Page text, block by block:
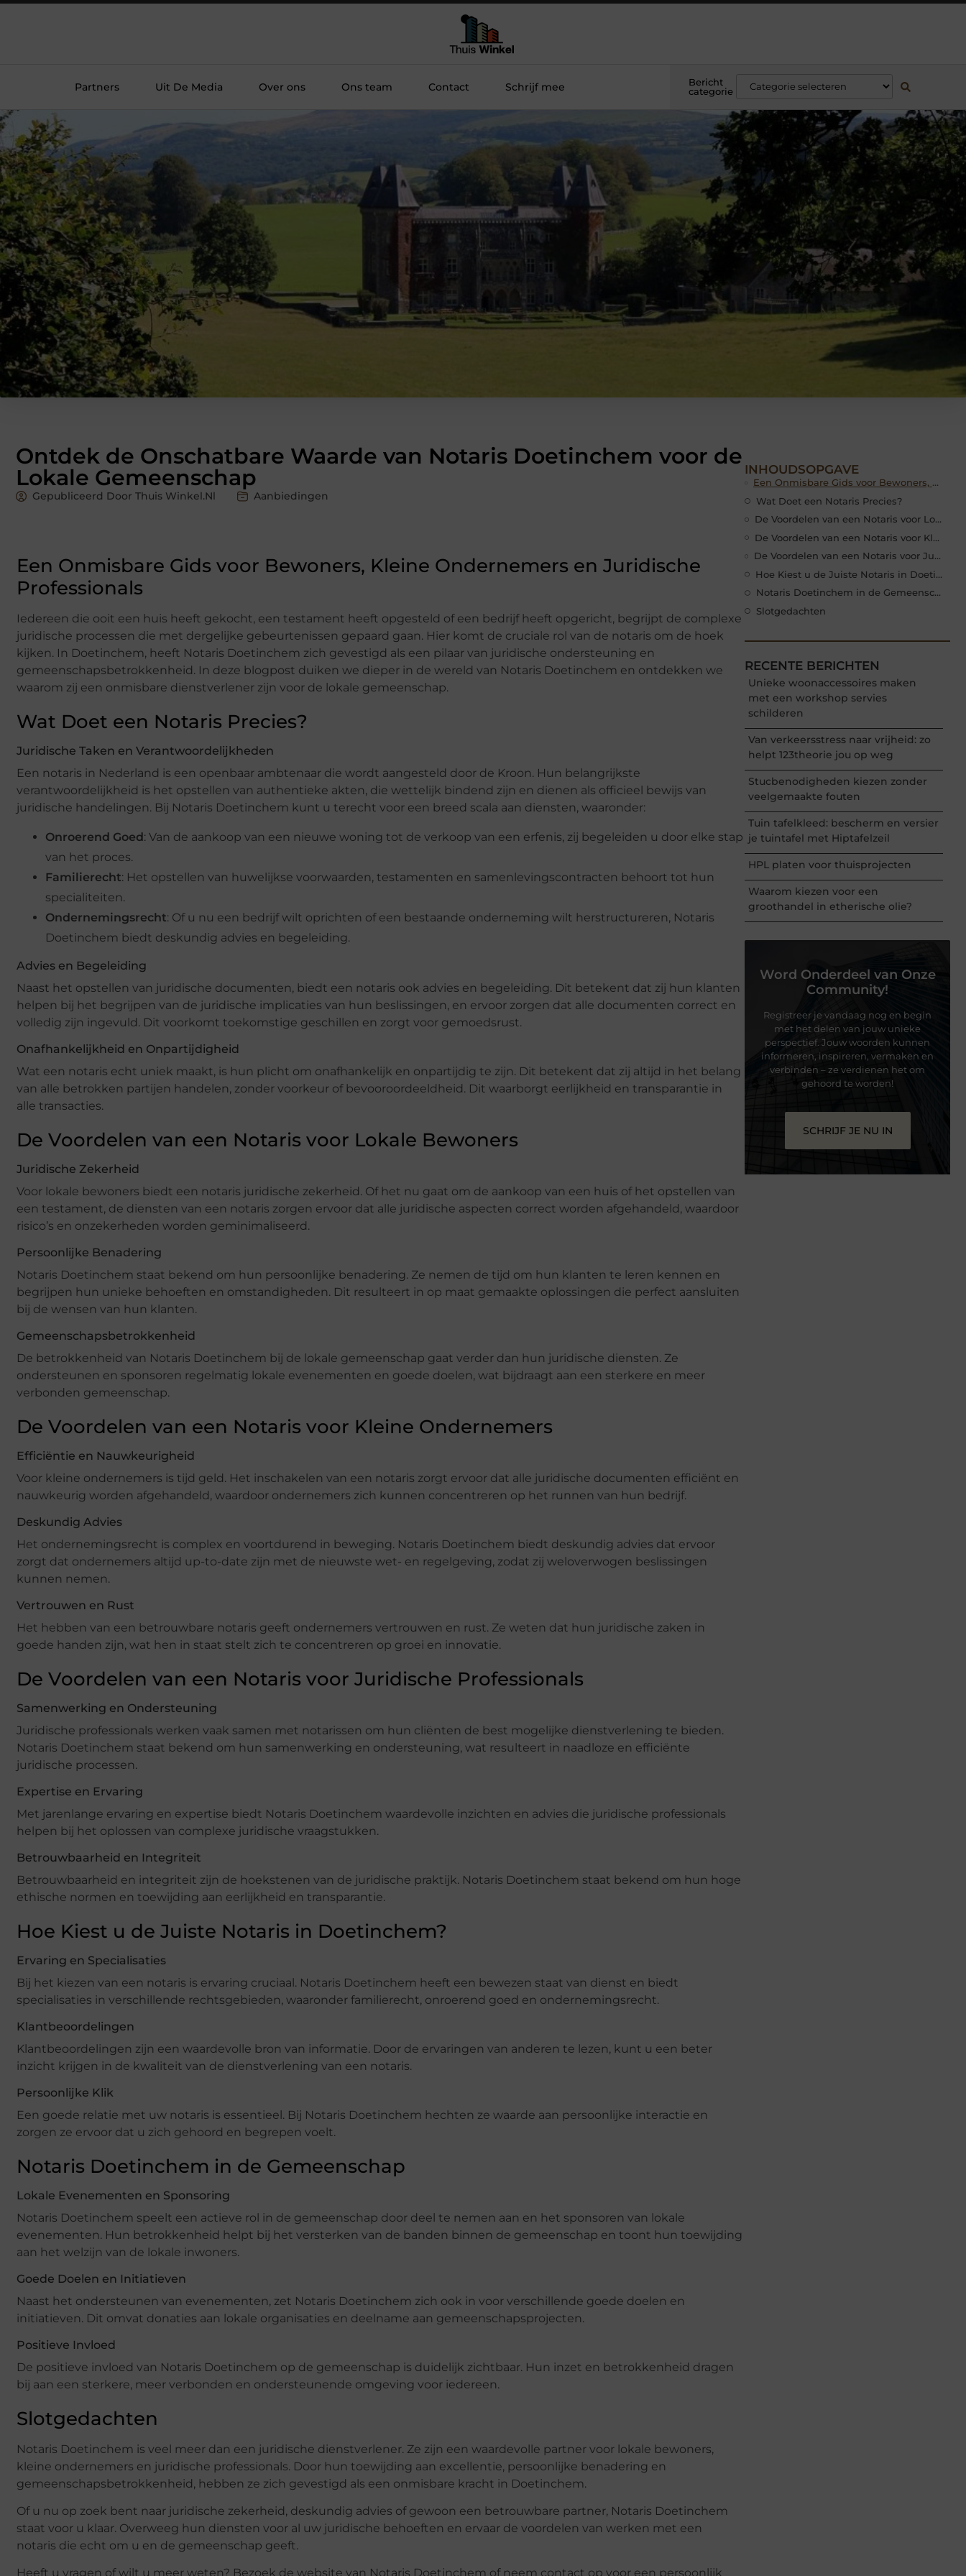
Partners Uit De Media Over ons Ons team Contact Schrijf mee
Bericht
categorie
Ontdek de Onschatbare Waarde van Notaris Doetinchem voor de
Lokale Gemeenschap
Gepubliceerd Door Thuis Winkel.nl Aanbiedingen
Een Onmisbare Gids voor Bewoners, Kleine Ondernemers en Juridische
Professionals
Iedereen die ooit een huis heeft gekocht, een testament heeft opgesteld of een bedrijf heeft opgericht, begrijpt de complexe
juridische processen die met dergelijke gebeurtenissen gepaard gaan. Hier komt de cruciale rol van de notaris om de hoek
kijken. In Doetinchem, heeft Notaris Doetinchem zich gevestigd als een pilaar van juridische ondersteuning en
gemeenschapsbetrokkenheid. In deze blogpost duiken we dieper in de wereld van Notaris Doetinchem en ontdekken we
waarom zij een onmisbare dienstverlener zijn voor de lokale gemeenschap.
Wat Doet een Notaris Precies?
Juridische Taken en Verantwoordelijkheden
Een notaris in Nederland is een openbaar ambtenaar die wordt aangesteld door de Kroon. Hun belangrijkste
verantwoordelijkheid is het opstellen van authentieke akten, die wettelijk bindend zijn en dienen als officieel bewijs van
juridische handelingen. Bij Notaris Doetinchem kunt u terecht voor een breed scala aan diensten, waaronder:
Onroerend Goed: Van de aankoop van een nieuwe woning tot de verkoop van een erfenis, zij begeleiden u door elke stap
van het proces.
Familierecht: Het opstellen van huwelijkse voorwaarden, testamenten en samenlevingscontracten behoort tot hun
specialiteiten.
Ondernemingsrecht: Of u nu een bedrijf wilt oprichten of een bestaande onderneming wilt herstructureren, Notaris
Doetinchem biedt deskundig advies en begeleiding.
Advies en Begeleiding
Naast het opstellen van juridische documenten, biedt een notaris ook advies en begeleiding. Dit betekent dat zij hun klanten
helpen bij het begrijpen van de juridische implicaties van hun beslissingen, en ervoor zorgen dat alle documenten correct en
volledig zijn ingevuld. Dit voorkomt toekomstige geschillen en zorgt voor gemoedsrust.
Onafhankelijkheid en Onpartijdigheid
Wat een notaris echt uniek maakt, is hun plicht om onafhankelijk en onpartijdig te zijn. Dit betekent dat zij altijd in het belang
van alle betrokken partijen handelen, zonder voorkeur of bevooroordeeldheid. Dit waarborgt eerlijkheid en transparantie in
alle transacties.
De Voordelen van een Notaris voor Lokale Bewoners
Juridische Zekerheid
Voor lokale bewoners biedt een notaris juridische zekerheid. Of het nu gaat om de aankoop van een huis of het opstellen van
een testament, de diensten van een notaris zorgen ervoor dat alle juridische aspecten correct worden afgehandeld, waardoor
risico’s en onzekerheden worden geminimaliseerd.
Persoonlijke Benadering
Notaris Doetinchem staat bekend om hun persoonlijke benadering. Ze nemen de tijd om hun klanten te leren kennen en
begrijpen hun unieke behoeften en omstandigheden. Dit resulteert in op maat gemaakte oplossingen die perfect aansluiten
bij de wensen van hun klanten.
Gemeenschapsbetrokkenheid
De betrokkenheid van Notaris Doetinchem bij de lokale gemeenschap gaat verder dan hun juridische diensten. Ze
ondersteunen en sponsoren regelmatig lokale evenementen en goede doelen, wat bijdraagt aan een sterkere en meer
verbonden gemeenschap.
De Voordelen van een Notaris voor Kleine Ondernemers
Efficiëntie en Nauwkeurigheid
Voor kleine ondernemers is tijd geld. Het inschakelen van een notaris zorgt ervoor dat alle juridische documenten efficiënt en
nauwkeurig worden afgehandeld, waardoor ondernemers zich kunnen concentreren op het runnen van hun bedrijf.
Deskundig Advies
Het ondernemingsrecht is complex en voortdurend in beweging. Notaris Doetinchem biedt deskundig advies dat ervoor
zorgt dat ondernemers altijd up-to-date zijn met de nieuwste wet- en regelgeving, zodat zij weloverwogen beslissingen
kunnen nemen.
Vertrouwen en Rust
Het hebben van een betrouwbare notaris geeft ondernemers vertrouwen en rust. Ze weten dat hun juridische zaken in
goede handen zijn, wat hen in staat stelt zich te concentreren op groei en innovatie.
De Voordelen van een Notaris voor Juridische Professionals
Samenwerking en Ondersteuning
Juridische professionals werken vaak samen met notarissen om hun cliënten de best mogelijke dienstverlening te bieden.
Notaris Doetinchem staat bekend om hun samenwerking en ondersteuning, wat resulteert in naadloze en efficiënte
juridische processen.
Expertise en Ervaring
Met jarenlange ervaring en expertise biedt Notaris Doetinchem waardevolle inzichten en advies die juridische professionals
helpen bij het oplossen van complexe juridische vraagstukken.
Betrouwbaarheid en Integriteit
Betrouwbaarheid en integriteit zijn de hoekstenen van de juridische praktijk. Notaris Doetinchem staat bekend om hun hoge
ethische normen en toewijding aan eerlijkheid en transparantie.
Hoe Kiest u de Juiste Notaris in Doetinchem?
Ervaring en Specialisaties
Bij het kiezen van een notaris is ervaring cruciaal. Notaris Doetinchem heeft een bewezen staat van dienst en biedt
specialisaties in verschillende rechtsgebieden, waaronder familierecht, onroerend goed en ondernemingsrecht.
Klantbeoordelingen
Klantbeoordelingen zijn een waardevolle bron van informatie. Door de ervaringen van anderen te lezen, kunt u een beter
inzicht krijgen in de kwaliteit van de dienstverlening van een notaris.
Persoonlijke Klik
Een goede relatie met uw notaris is essentieel. Bij Notaris Doetinchem hechten ze waarde aan persoonlijke interactie en
zorgen ze ervoor dat u zich gehoord en begrepen voelt.
Notaris Doetinchem in de Gemeenschap
Lokale Evenementen en Sponsoring
Notaris Doetinchem speelt een actieve rol in de gemeenschap door deel te nemen aan en het sponsoren van lokale
evenementen. Hun betrokkenheid helpt bij het versterken van de banden binnen de gemeenschap en toont hun toewijding
aan het welzijn van de lokale inwoners.
Goede Doelen en Initiatieven
Naast het ondersteunen van evenementen, zet Notaris Doetinchem zich ook in voor verschillende goede doelen en
initiatieven. Dit omvat donaties aan lokale organisaties en deelname aan gemeenschapsprojecten.
Positieve Invloed
De positieve invloed van Notaris Doetinchem op de gemeenschap is duidelijk zichtbaar. Hun inzet en betrokkenheid dragen
bij aan een sterkere, meer verbonden en ondersteunende omgeving voor iedereen.
Slotgedachten
Notaris Doetinchem is veel meer dan een juridische dienstverlener. Ze zijn een waardevolle partner voor lokale bewoners,
kleine ondernemers en juridische professionals. Door hun toewijding aan excellentie, persoonlijke benadering en
gemeenschapsbetrokkenheid, hebben ze zich gevestigd als een onmisbare kracht in Doetinchem.
Of u nu op zoek bent naar juridische zekerheid, deskundig advies of gewoon een betrouwbare partner, Notaris Doetinchem
staat voor u klaar. Overweeg hun diensten voor al uw juridische behoeften en ervaar de voordelen van werken met een
notaris die echt om u en de gemeenschap geeft.
Heeft u vragen of wilt u meer weten? Bezoek de website van Notaris Doetinchem of neem contact op voor een persoonlijk
INHOUDSOPGAVE
Een Onmisbare Gids voor Bewoners, Kleine Ondernemers en Juridische Professionals
Wat Doet een Notaris Precies?
De Voordelen van een Notaris voor Lokale Bewoners
De Voordelen van een Notaris voor Kleine Ondernemers
De Voordelen van een Notaris voor Juridische Professionals
Hoe Kiest u de Juiste Notaris in Doetinchem?
Notaris Doetinchem in de Gemeenschap
Slotgedachten
RECENTE BERICHTEN
Unieke woonaccessoires maken
met een workshop servies
schilderen
Van verkeersstress naar vrijheid: zo
helpt 123theorie jou op weg
Stucbenodigheden kiezen zonder
veelgemaakte fouten
Tuin tafelkleed: bescherm en versier
je tuintafel met Hiptafelzeil
HPL platen voor thuisprojecten
Waarom kiezen voor een
groothandel in etherische olie?
Word Onderdeel van Onze
Community!
Registreer je vandaag nog en begin
met het delen van jouw unieke
perspectief. Jouw woorden kunnen
informeren, inspireren, vermaken en
verbinden – ze verdienen het om
gehoord te worden!
SCHRIJF JE NU IN